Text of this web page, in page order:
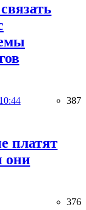
387
платят
они
376